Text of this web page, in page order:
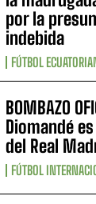
por la
indebida
FÚTBOL
BOMBAZO
Diomandé
del Real
FÚTBOL